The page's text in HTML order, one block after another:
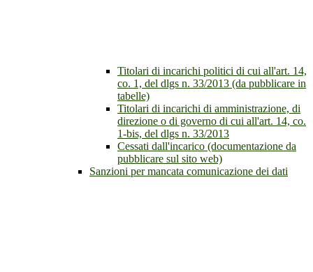
Titolari di incarichi politici di cui all'art. 14,
co. 1, del dlgs n. 33/2013 (da pubblicare in
tabelle)
Titolari di incarichi di amministrazione, di
direzione o di governo di cui all'art. 14, co.
1-bis, del dlgs n. 33/2013
Cessati dall'incarico (documentazione da
pubblicare sul sito web)
Sanzioni per mancata comunicazione dei dati